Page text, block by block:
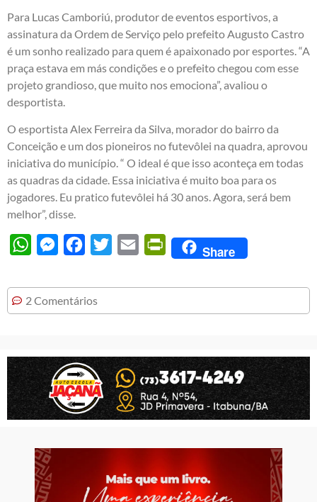
Para Lucas Camboriú, produtor de eventos esportivos, a
assinatura da Ordem de Serviço pelo prefeito Augusto Castro
é um sonho realizado para quem é apaixonado por esportes. “A
praça estava em más condições e o prefeito chegou com esse
projeto grandioso, que muito nos emociona”, avaliou o
desportista.
O esportista Alex Ferreira da Silva, morador do bairro da
Conceição e um dos pioneiros no futevôlei na quadra, aprovou
iniciativa do município. “ O ideal é que isso aconteça em todas
as quadras da cidade. Essa iniciativa é muito boa para os
jogadores. Eu praticofutevôlei há 30 anos. Agora, será bem
melhor”, disse.
WhatsAppMessengerFacebook
Twitter Email PrintFriendly
Share
2 Comentários